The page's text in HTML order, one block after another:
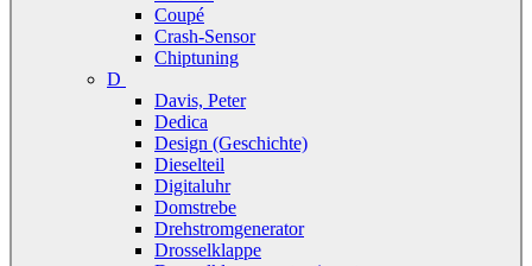
Coupé
Crash-Sensor
Chiptuning
D
Davis, Peter
Dedica
Design (Geschichte)
Dieselteil
Digitaluhr
Domstrebe
Drehstromgenerator
Drosselklappe